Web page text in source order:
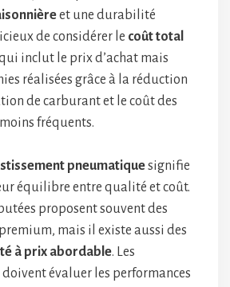
et une durabilité
de considérer le coût total
inclut le prix d’achat mais
réalisées grâce à la réduction
de carburant et le coût des
fréquents.
pneumatiquesignifie
équilibre entre qualité et coût.
proposent souvent des
mais il existe aussi des
à prix abordable. Les
évaluer les performances